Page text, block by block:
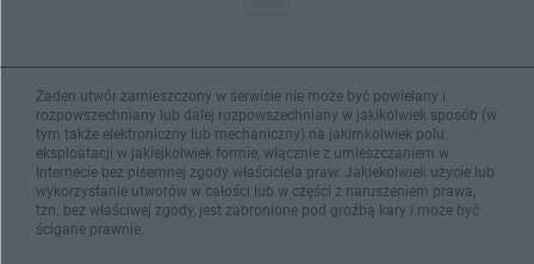
Żaden utwór zamieszczony w serwisie nie może być powielany i
rozpowszechniany lub dalej rozpowszechniany w jakikolwiek sposób (w
tym także elektroniczny lub mechaniczny) na jakimkolwiek polu
eksploatacji w jakiejkolwiek formie, włącznie z umieszczaniem w
Internecie bez pisemnej zgody właściciela praw. Jakiekolwiek użycie lub
wykorzystanie utworów w całości lub w części z naruszeniem prawa,
tzn. bez właściwej zgody, jest zabronione pod groźbą kary i może być
ścigane prawnie.